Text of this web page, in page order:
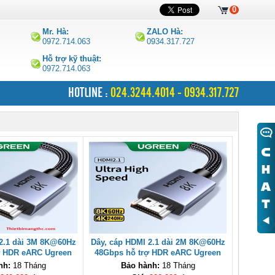
Mr. Hà:
0972.714.063
ZALO Hà:
0934.317.727
Hỗ trợ kỹ thuật:
0972.714.063
HOTLINE : 024.3244.4014 - 0934.317.727
dài 3M 8K@60Hz
eARC Ugreen
cao cấp
18 Tháng
Dây, cáp HDMI 2.1 dài 2M 8K@60Hz
48Gbps hỗ trợ HDR eARC Ugreen
25910 cao cấp
Bảo hành: 18 Tháng
0